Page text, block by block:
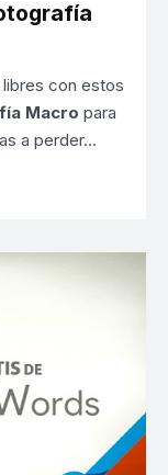
con estos
Macro para
a perder…